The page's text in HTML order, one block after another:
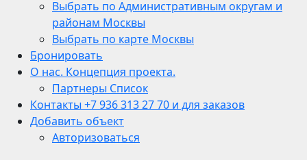
Выбрать по Административным округам и
районам Москвы
Выбрать по карте Москвы
Бронировать
О нас. Концепция проекта.
Партнеры Список
Контакты +7 936 313 27 70 и для заказов
Добавить объект
Авторизоваться